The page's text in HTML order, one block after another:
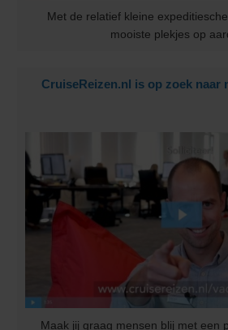
Met de relatief kleine
mooiste plekjes op
CruiseReizen.nl is op zoek naar
Maak jij graag mensen blij met een